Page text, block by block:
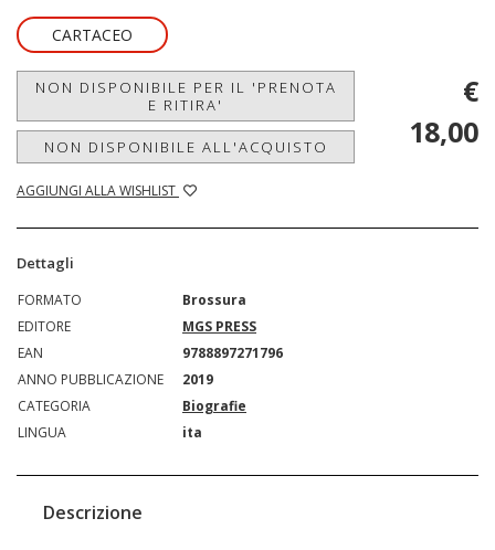
CARTACEO
NON DISPONIBILE PER IL 'PRENOTA
E RITIRA'
NON DISPONIBILE ALL'ACQUISTO
AGGIUNGI ALLA WISHLIST
€
18,00
Dettagli
FORMATO
Brossura
EDITORE
MGS PRESS
EAN
9788897271796
ANNO PUBBLICAZIONE
2019
CATEGORIA
Biografie
LINGUA
ita
Descrizione